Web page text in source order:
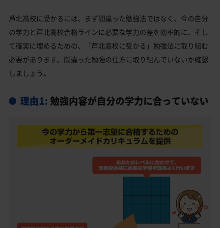
芦北高校と偏差値が近い私立・国立高校一覧
芦北高校受験生からのよくある質問
芦北高校に受かるには、まず間違った勉強法ではなく、今の自分
の学力と芦北高校合格ラインに必要な学力の差を効率的に、そし
て確実に埋めるための、「芦北高校に受かる」勉強法に取り組む
必要があります。間違った勉強の仕方に取り組んでいないか確認
しましょう。
理由1: 勉強内容が自分の学力に合っていない